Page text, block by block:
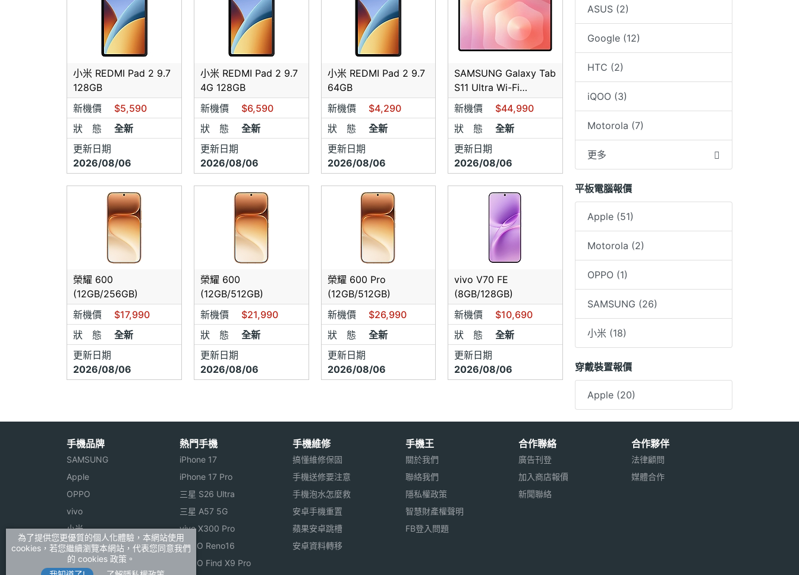
店內公告
：請表明是手機王網友，享受網友優惠，請輕聲以免影響其他客人。 🚦
：購買當場確認完畢視為新機，新品不良送原廠判定。 🛠️
營業時間
：周一到周六，12:00～21:00。歡迎光臨。 🕛
注意事項：
手機都是 (現金未稅價) 原廠 保固一年，商品皆可開立發票.請依店家規定辦理
感謝支持，祝您購物愉快！ 🛍️
小米 REDMI Pad 2 9.7
128GB
新機價
$5,590
狀 態
全新
更新日期
2026/08/06
小米 REDMI Pad 2 9.7
4G 128GB
新機價
$6,590
狀 態
全新
更新日期
2026/08/06
小米 REDMI Pad 2 9.7
64GB
新機價
$4,290
狀 態
全新
更新日期
2026/08/06
SAMSUNG Galaxy Tab
S11 Ultra Wi-Fi
(12GB/512GB)
新機價
$44,990
狀 態
全新
更新日期
2026/08/06
榮耀 600
(12GB/256GB)
新機價
$17,990
狀 態
全新
更新日期
2026/08/06
榮耀 600
(12GB/512GB)
新機價
$21,990
狀 態
全新
更新日期
2026/08/06
榮耀 600 Pro
(12GB/512GB)
新機價
$26,990
狀 態
全新
更新日期
2026/08/06
vivo V70 FE
(8GB/128GB)
新機價
$10,690
狀 態
全新
更新日期
2026/08/06
ASUS (2)
Google (12)
HTC (2)
iQOO (3)
Motorola (7)
更多
平板電腦報價
Apple (51)
Motorola (2)
OPPO (1)
SAMSUNG (26)
小米 (18)
穿戴裝置報價
Apple (20)
手機品牌
SAMSUNG
Apple
OPPO
vivo
小米
ASUS
Sony
熱門手機
iPhone 17
iPhone 17 Pro
三星 S26 Ultra
三星 A57 5G
vivo X300 Pro
OPPO Reno16
OPPO Find X9 Pro
手機維修
搞懂維修保固
手機送修要注意
手機泡水怎麼救
安卓手機重置
蘋果安卓跳槽
安卓資料轉移
手機王
關於我們
聯絡我們
隱私權政策
智慧財產權聲明
FB登入問題
合作聯絡
廣告刊登
加入商店報價
新聞聯絡
合作夥伴
法律顧問
媒體合作
為了提供您更優質的個人化體驗，本網站使用
cookies，若您繼續瀏覽本網站，代表您同意我們
的 cookies 政策。